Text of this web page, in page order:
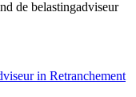
de belastingadviseur
in Retranchement